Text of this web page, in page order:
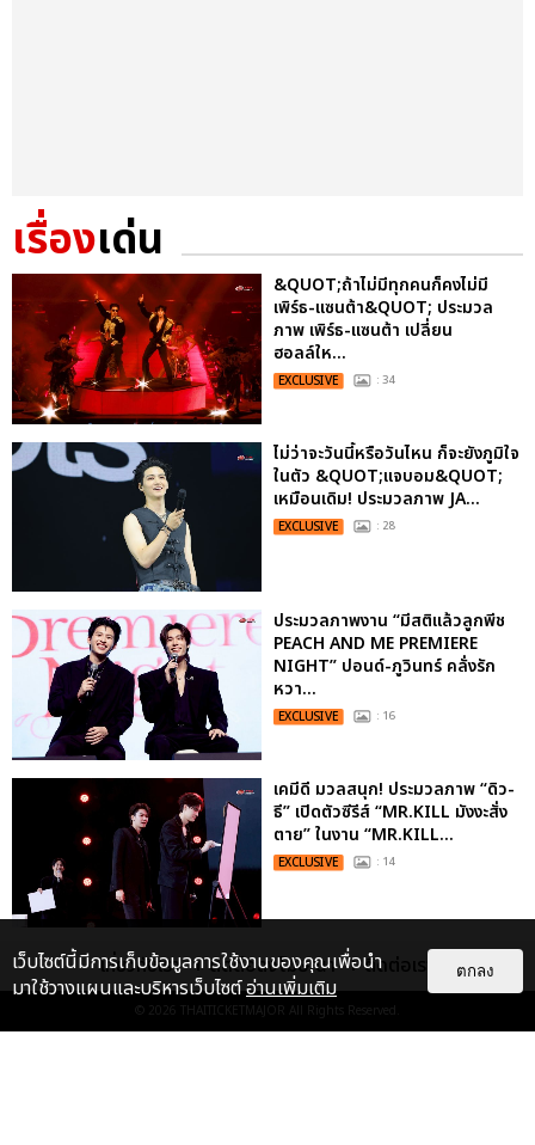
เรื่องเด่น
&QUOT;ถ้าไม่มีทุกคนก็คงไม่มี
เพิร์ธ-แซนต้า&QUOT; ประมวล
ภาพ เพิร์ธ-แซนต้า เปลี่ยน
ฮอลล์ให...
EXCLUSIVE : 34
ไม่ว่าจะวันนี้หรือวันไหน ก็จะยังภูมิใจ
ในตัว &QUOT;แจบอม&QUOT;
เหมือนเดิม! ประมวลภาพ JA...
EXCLUSIVE : 28
ประมวลภาพงาน “มีสติแล้วลูกพีช
PEACH AND ME PREMIERE
NIGHT” ปอนด์-ภูวินทร์ คลั่งรัก
หวา...
EXCLUSIVE : 16
เคมีดี มวลสนุก! ประมวลภาพ “ดิว-
ธี” เปิดตัวซีรีส์ “MR.KILL มังงะสั่ง
ตาย” ในงาน “MR.KILL...
EXCLUSIVE : 14
ประมวลภาพ “จอส-กวิน” จัดปาร์ตี้
ริมหาดสุดฮอต ในคอนเสิร์ตครั้งยิ่ง
ใหญ่ “JOSS GAWIN HEAT ...
EXCLUSIVE : 34
เกี่ยวกับเรา ติดต่อลงโฆษณา ติดต่อเรา
© 2026 THAITICKETMAJOR All Rights Reserved.
เว็บไซต์นี้มีการเก็บข้อมูลการใช้งานของคุณเพื่อนำ
มาใช้วางแผนและบริหารเว็บไซต์อ่านเพิ่มเติม
ตกลง